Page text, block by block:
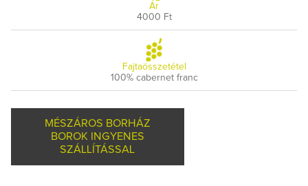
Ár
4000 Ft
Fajtaösszetétel
100% cabernet franc
MÉSZÁROS BORHÁZ
BOROK INGYENES
SZÁLLÍTÁSSAL